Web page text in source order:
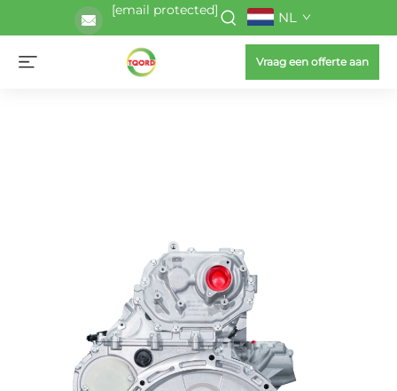
[email protected] NL
Vraag een offerte aan